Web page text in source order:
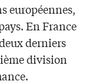
européennes,
En France
derniers
division